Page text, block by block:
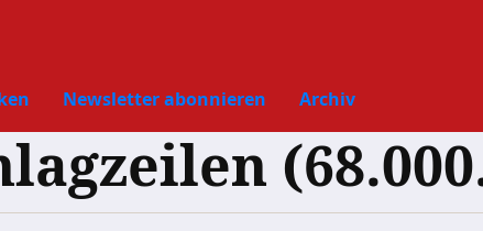
Newsletter abonnieren Archiv